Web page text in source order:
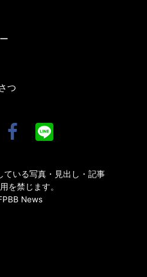
つ
ている写真・見出し・記事
を禁じます。
News